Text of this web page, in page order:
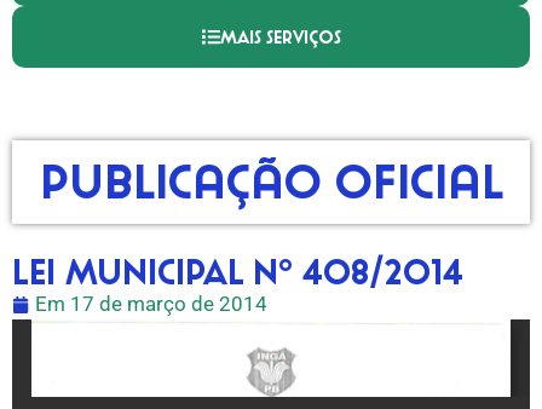
MAIS SERVIÇOS
Publicação Oficial
LEI MUNICIPAL Nº 408/2014
Em 17 de março de 2014